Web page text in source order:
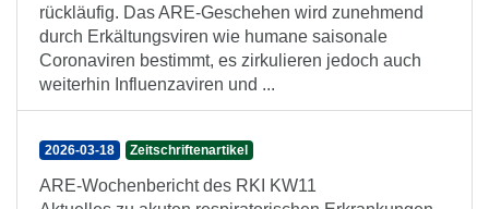
rückläufig. Das ARE-Geschehen wird zunehmend
durch Erkältungsviren wie humane saisonale
Coronaviren bestimmt, es zirkulieren jedoch auch
weiterhin Influenzaviren und ...
2026-03-18 Zeitschriftenartikel
ARE-Wochenbericht des RKI KW11